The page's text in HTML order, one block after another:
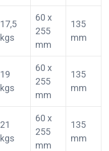
17,5
kgs
60 x
255
mm
135
mm
19
kgs
60 x
255
mm
135
mm
21
kgs
60 x
255
mm
135
mm